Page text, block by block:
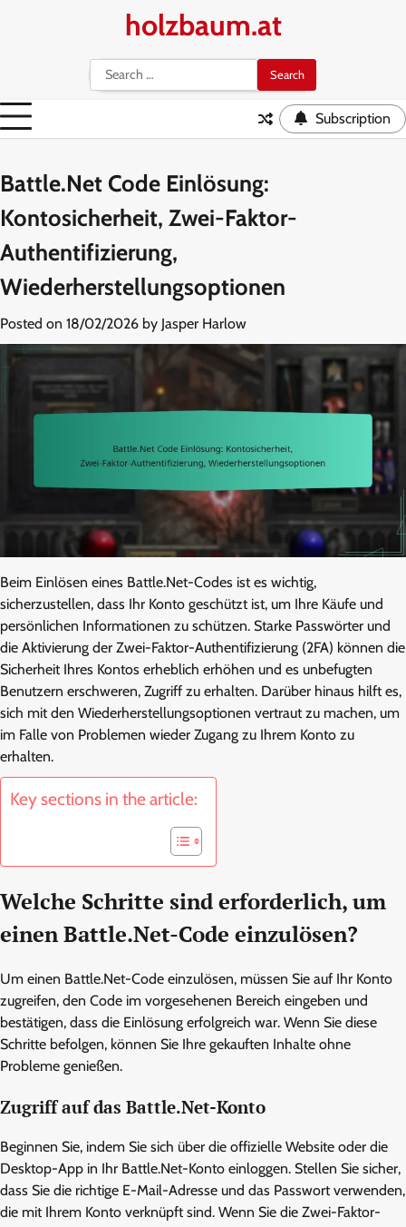
holzbaum.at
Search
for:
Subscription
Battle.Net Code Einlösung:
Kontosicherheit, Zwei-Faktor-
Authentifizierung,
Wiederherstellungsoptionen
Posted on 18/02/2026 by Jasper Harlow
Beim Einlösen eines Battle.Net-Codes ist es wichtig,
sicherzustellen, dass Ihr Konto geschützt ist, um Ihre Käufe und
persönlichen Informationen zu schützen. Starke Passwörter und
die Aktivierung der Zwei-Faktor-Authentifizierung (2FA) können die
Sicherheit Ihres Kontos erheblich erhöhen und es unbefugten
Benutzern erschweren, Zugriff zu erhalten. Darüber hinaus hilft es,
sich mit den Wiederherstellungsoptionen vertraut zu machen, um
im Falle von Problemen wieder Zugang zu Ihrem Konto zu
erhalten.
Key sections in the article:
Welche Schritte sind erforderlich, um
einen Battle.Net-Code einzulösen?
Um einen Battle.Net-Code einzulösen, müssen Sie auf Ihr Konto
zugreifen, den Code im vorgesehenen Bereich eingeben und
bestätigen, dass die Einlösung erfolgreich war. Wenn Sie diese
Schritte befolgen, können Sie Ihre gekauften Inhalte ohne
Probleme genießen.
Zugriff auf das Battle.Net-Konto
Beginnen Sie, indem Sie sich über die offizielle Website oder die
Desktop-App in Ihr Battle.Net-Konto einloggen. Stellen Sie sicher,
dass Sie die richtige E-Mail-Adresse und das Passwort verwenden,
die mit Ihrem Konto verknüpft sind. Wenn Sie die Zwei-Faktor-